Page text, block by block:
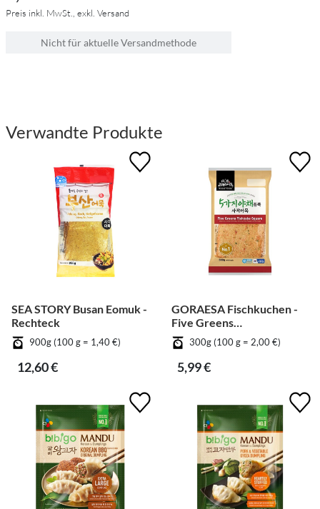
Preis inkl. MwSt., exkl. Versand
Nicht für aktuelle Versandmethode
Verwandte Produkte
SEA STORY Busan Eomuk -
Rechteck
900g (100 g = 1,40 €)
12,60 €
GORAESA Fischkuchen -
Five Greens
Fischfrikadelle
quadratisch
300g (100 g = 2,00 €)
5,99 €